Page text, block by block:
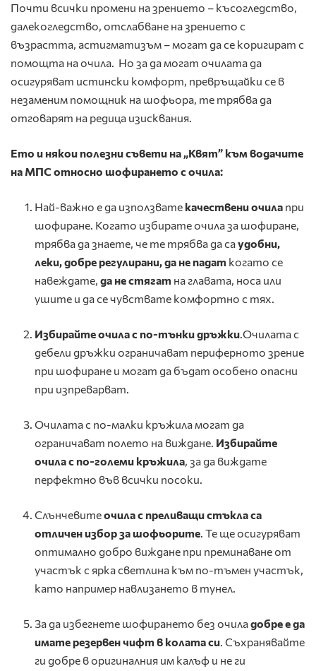
Почти всички промени на зрението – късогледство,
далекогледство, отслабване на зрението с
възрастта, астигматизъм – могат да се коригират с
помощта на очила. Но за да могат очилата да
осигуряват истински комфорт, превръщайки се в
незаменим помощник на шофьора, те трябва да
отговарят на редица изисквания.
Ето и някои полезни съвети на „Квят” към водачите
на МПС относно шофирането с очила:
Най-важно е да използвате качествени очила при
шофиране. Когато избирате очила за шофиране,
трябва да знаете, че те трябва да саудобни,
леки, добре регулирани, да не падат когато се
навеждате,да не стягат на главата, носа или
ушите и да се чувствате комфортно с тях.
Избирайте очила с по-тънки дръжки.Очилата с
дебели дръжки ограничават периферното зрение
при шофиране и могат да бъдат особено опасни
при изпреварват.
Очилата с по-малки кръжила могат да
ограничават полето на виждане. Избирайте
очила с по-големи кръжила, за да виждате
перфектно във всички посоки.
Слънчевитеочила с преливащи стъкла са
отличен избор за шофьорите. Те ще осигуряват
оптимално добро виждане при преминаване от
участък с ярка светлина към по-тъмен участък,
като например навлизането в тунел.
За да избегнете шофирането без очиладобрееда
имате резервен чифт в колата си. Съхранявайте
ги добре в оригиналния им калъф и не ги